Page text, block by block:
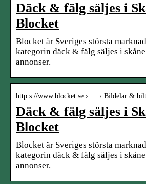
Däck & fälg säljes i
Blocket
Blocket är Sveriges största
kategorin däck & fälg säljes i
annonser.
http s://www.blocket.se › … › Bildelar &
Däck & fälg säljes i
Blocket
Blocket är Sveriges största
kategorin däck & fälg säljes i
annonser.